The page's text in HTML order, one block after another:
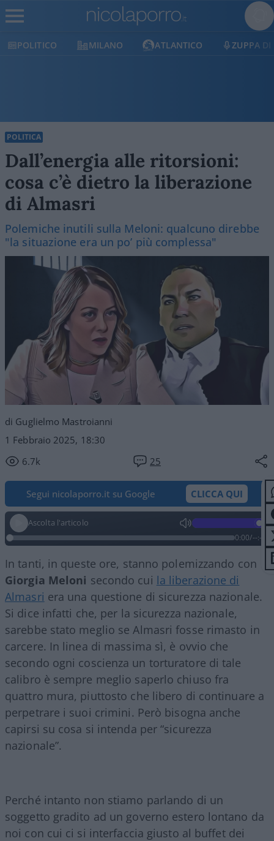
POLITICO MILANO ATLANTICO ZUPPA DI
POLITICA
Dall’energia alle ritorsioni:
cosa c’è dietro la liberazione
di Almasri
Polemiche inutili sulla Meloni: qualcuno direbbe
"la situazione era un po’ più complessa"
di Guglielmo Mastroianni
1 Febbraio 2025, 18:30
6.7k
25
Segui nicolaporro.it su Google CLICCA QUI
Ascolta l'articolo
0:00/--:--
In tanti, in queste ore, stanno polemizzando con
Giorgia Meloni secondo cui la liberazione di
Almasri era una questione di sicurezza nazionale.
Si dice infatti che, per la sicurezza nazionale,
sarebbe stato meglio se Almasri fosse rimasto in
carcere. In linea di massima sì, è ovvio che
secondo ogni coscienza un torturatore di tale
calibro è sempre meglio saperlo chiuso fra
quattro mura, piuttosto che libero di continuare a
perpetrare i suoi crimini. Però bisogna anche
capirsi su cosa si intenda per “sicurezza
nazionale”.
Perché intanto non stiamo parlando di un
soggetto gradito ad un governo estero lontano da
noi con cui ci si interfaccia giusto al buffet dei